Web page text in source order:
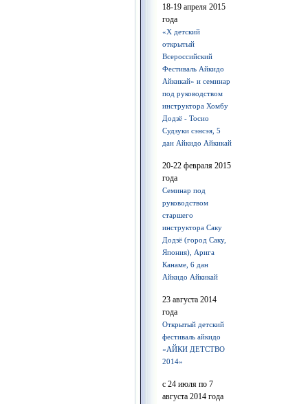
18-19 апреля 2015
года
«Х детский
открытый
Всероссийский
Фестиваль Айкидо
Айкикай» и семинар
под руководством
инструктора Хомбу
Додзё - Тосио
Судзуки сэнсэя, 5
дан Айкидо Айкикай
20-22 февраля 2015
года
Семинар под
руководством
старшего
инструктора Саку
Додзё (город Саку,
Япония), Арига
Канаме, 6 дан
Айкидо Айкикай
23 августа 2014
года
Открытый детский
фестиваль айкидо
«АЙКИ ДЕТСТВО
2014»
с 24 июля по 7
августа 2014 года